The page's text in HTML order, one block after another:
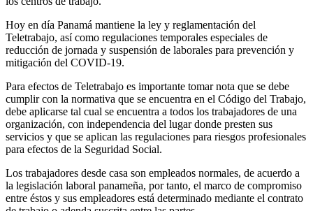
Hoy en día Panamá mantiene la ley y reglamentación del
Teletrabajo, así como regulaciones temporales especiales de
reducción de jornada y suspensión de laborales para prevención y
mitigación del COVID-19.
Para efectos de Teletrabajo es importante tomar nota que se debe
cumplir con la normativa que se encuentra en el Código del Trabajo,
debe aplicarse tal cual se encuentra a todos los trabajadores de una
organización, con independencia del lugar donde presten sus
servicios y que se aplican las regulaciones para riesgos profesionales
para efectos de la Seguridad Social.
Los trabajadores desde casa son empleados normales, de acuerdo a
la legislación laboral panameña, por tanto, el marco de compromiso
entre éstos y sus empleadores está determinado mediante el contrato